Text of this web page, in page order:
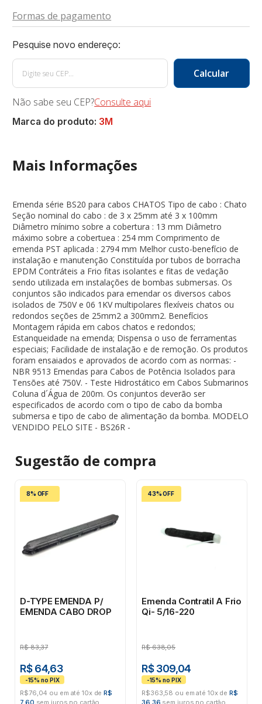
Formas de pagamento
Não sabe seu CEP?Consulte aqui
Marca do produto: 3M
Mais Informações
Emenda série BS20 para cabos CHATOS Tipo de cabo : Chato
Seção nominal do cabo : de 3 x 25mm até 3 x 100mm
Diâmetro mínimo sobre a cobertura : 13 mm Diâmetro
máximo sobre a cobertuea : 254 mm Comprimento de
emenda PST aplicada : 2794 mm Melhor custo-benefício de
instalação e manutenção Constituída por tubos de borracha
EPDM Contráteis a Frio fitas isolantes e fitas de vedação
sendo utilizada em instalações de bombas submersas. Os
conjuntos são indicados para emendar os diversos cabos
isolados de 750V e 06 1KV multipolares flexíveis chatos ou
redondos seções de 25mm2 a 300mm2. Benefícios
Montagem rápida em cabos chatos e redondos;
Estanqueidade na emenda; Dispensa o uso de ferramentas
especiais; Facilidade de instalação e de remoção. Os produtos
foram ensaiados e aprovados de acordo com as normas: -
NBR 9513 Emendas para Cabos de Potência Isolados para
Tensões até 750V. - Teste Hidrostático em Cabos Submarinos
Coluna d´Água de 200m. Os conjuntos deverão ser
especificados de acordo com o tipo de cabo da bomba
submersa e tipo de cabo de alimentação da bomba. MODELO
VENDIDO PELO SITE - BS26R -
Sugestão de compra
8% OFF
D-TYPE EMENDA P/
EMENDA CABO DROP
R$ 83,37
R$ 64,63
R$76,04 ou em até 10x deR$
7,60 sem juros no cartão
43% OFF
Emenda Contratil A Frio
Qi- 5/16-220
R$ 638,05
R$ 309,04
R$363,58 ou em até 10x deR$
36,36 sem juros no cartão